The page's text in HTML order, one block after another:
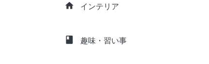
home インテリア
class 趣味・習い事